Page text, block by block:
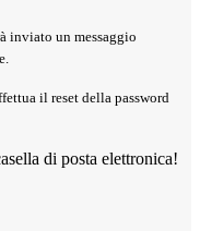
inviato un messaggio
il reset della password
di posta elettronica!